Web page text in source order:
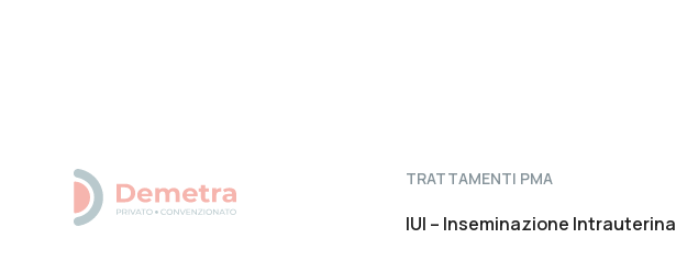
TRATTAMENTI PMA
IUI – Inseminazione Intrauterina